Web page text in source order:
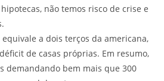
não temos risco de crise e
a dois terços da americana,
de casas próprias. Em resumo,
demandando bem mais que 300